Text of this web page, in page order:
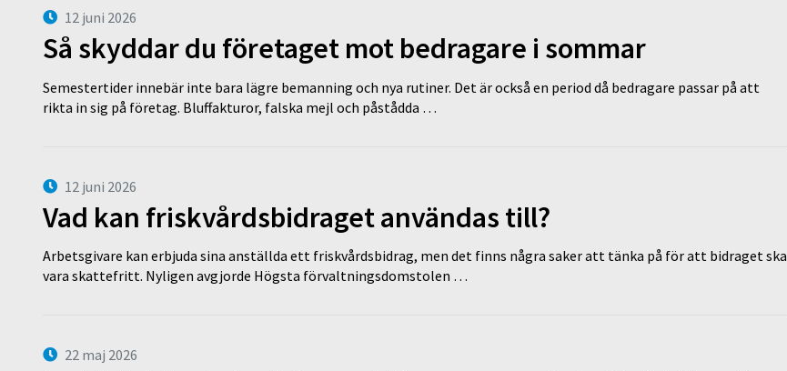
12 juni 2026
Så skyddar du företaget mot bedragare i sommar
Semestertider innebär inte bara lägre bemanning och nya rutiner. Det är också en period då bedragare passar på att
rikta in sig på företag. Bluffakturor, falska mejl och påstådda …
12 juni 2026
Vad kan friskvårdsbidraget användas till?
Arbetsgivare kan erbjuda sina anställda ett friskvårdsbidrag, men det finns några saker att tänka på för att bidraget ska
vara skattefritt. Nyligen avgjorde Högsta förvaltningsdomstolen …
22 maj 2026